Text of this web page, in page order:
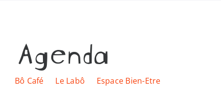
Ressources
Nous soutenir
Agenda
Bô Café Le Labô
Espace Bien-Etre